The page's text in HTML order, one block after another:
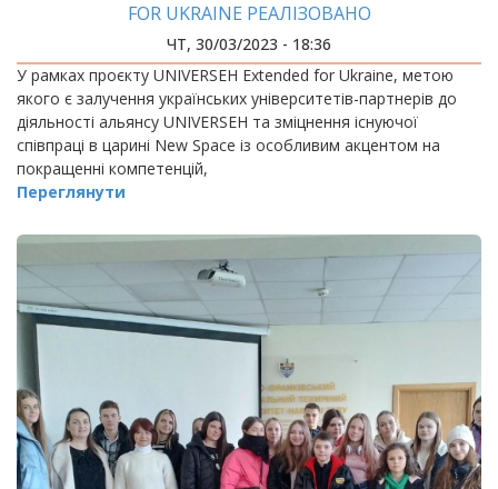
FOR UKRAINE РЕАЛІЗОВАНО
ЧТ, 30/03/2023 - 18:36
У рамках проєкту UNIVERSEH Extended for Ukraine, метою
якого є залучення українських університетів-партнерів до
діяльності альянсу UNIVERSEH та зміцнення існуючої
співпраці в царині New Space із особливим акцентом на
покращенні компетенцій,
Переглянути